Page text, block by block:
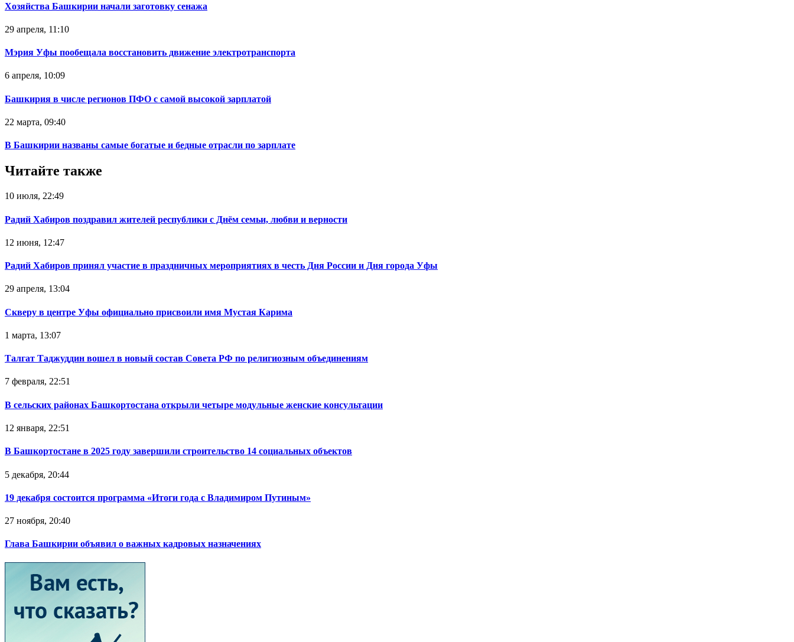
Хозяйства Башкирии начали заготовку сенажа
29 апреля, 11:10
Мэрия Уфы пообещала восстановить движение электротранспорта
6 апреля, 10:09
Башкирия в числе регионов ПФО с самой высокой зарплатой
22 марта, 09:40
В Башкирии названы самые богатые и бедные отрасли по зарплате
Читайте также
10 июля, 22:49
Радий Хабиров поздравил жителей республики с Днём семьи, любви и верности
12 июня, 12:47
Радий Хабиров принял участие в праздничных мероприятиях в честь Дня России и Дня города Уфы
29 апреля, 13:04
Скверу в центре Уфы официально присвоили имя Мустая Карима
1 марта, 13:07
Талгат Таджуддин вошел в новый состав Совета РФ по религиозным объединениям
7 февраля, 22:51
В сельских районах Башкортостана открыли четыре модульные женские консультации
12 января, 22:51
В Башкортостане в 2025 году завершили строительство 14 социальных объектов
5 декабря, 20:44
19 декабря состоится программа «Итоги года с Владимиром Путиным»
27 ноября, 20:40
Глава Башкирии объявил о важных кадровых назначениях